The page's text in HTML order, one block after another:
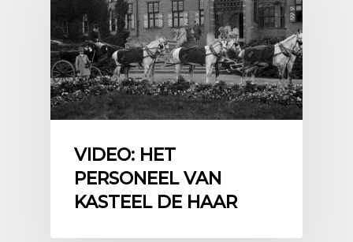
AccepteerMarketingcookies om
de inhoud te bekijken.
VIDEO: HET
PERSONEEL VAN
KASTEEL DE HAAR